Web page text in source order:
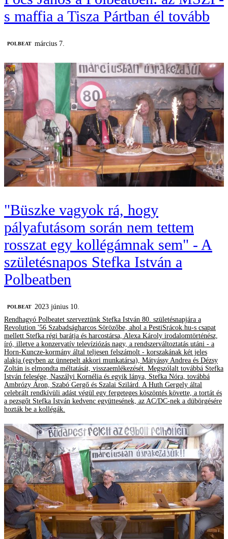
s maffia a Tisza Pártban él tovább
‎POLBEAT március 7.
"Büszke vagyok rá, hogy
pályafutásom során nem tettem
rosszat egy kollégámnak sem" - A
születésnapos Stefka István a
Polbeatben
‎POLBEAT 2023 június 10.
Rendhagyó Polbeatet szerveztünk Stefka István 80. születésnapjára a
Revolution '56 Szabadságharcos Sörözőbe, ahol a PestiSrácok.hu-s csapat
mellett Stefka régi barátja és harcostársa, Alexa Károly irodalomtörténész,
író, illetve a konzervatív televíziózás nagy, a rendszerváltoztatás utáni - a
Horn-Kuncze-kormány által teljesen felszámolt - korszakának két jeles
alakja (egyben az ünnepelt akkori munkatársa), Mátyássy Andrea és Dézsy
Zoltán is elmondta méltatását, visszaemlékezését. Megszólalt továbbá Stefka
István felesége, Naszályi Kornélia és egyik lánya, Stefka Nóra, továbbá
Ambrózy Áron, Szabó Gergő és Szalai Szilárd. A Huth Gergely által
celebrált rendkívüli adást végül egy fergeteges köszöntés követte, a tortát és
a pezsgőt Stefka István kedvenc együttesének, az AC/DC-nek a dübörgésére
hozták be a kollégák.